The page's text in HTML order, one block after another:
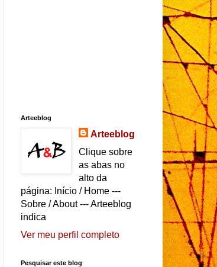
Arteeblog
Arteeblog
Clique sobre
as abas no
alto da
página: Início / Home ---
Sobre / About --- Arteeblog
indica
Ver meu perfil completo
Pesquisar este blog